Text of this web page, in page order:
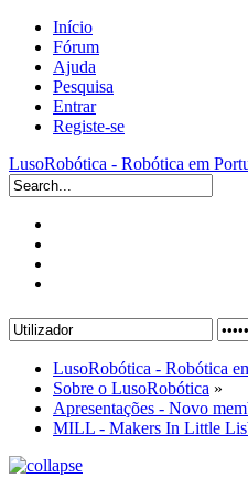
Início
Fórum
Ajuda
Pesquisa
Entrar
Registe-se
LusoRobótica - Robótica em
LusoRobótica - Robótica
Sobre o LusoRobótica »
Apresentações - Novo
MILL - Makers In Little